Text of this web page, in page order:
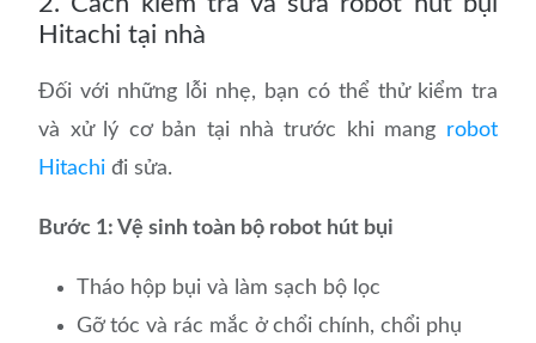
Hitachi tại nhà
Đối với những lỗi nhẹ, bạn có thể thử kiểm tra
và xử lý cơ bản tại nhà trước khi mang robot
Hitachi đi sửa.
Bước 1: Vệ sinh toàn bộ robot hút bụi
Tháo hộp bụi và làm sạch bộ lọc
Gỡ tóc và rác mắc ở chổi chính, chổi phụ